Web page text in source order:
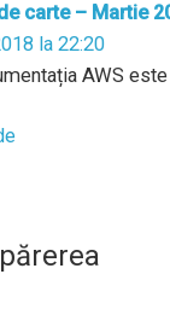
carte – Martie
la 22:20
AWS